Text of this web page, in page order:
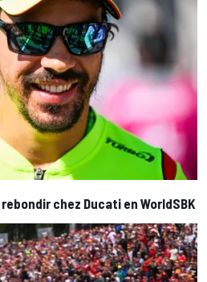
chez Ducati en WorldSBK